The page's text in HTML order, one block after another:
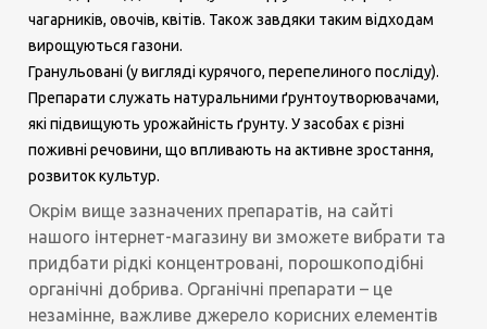
чагарників, овочів, квітів. Також завдяки таким відходам
вирощуються газони.
Гранульовані (у вигляді курячого, перепелиного посліду).
Препарати служать натуральними ґрунтоутворювачами,
які підвищують урожайність ґрунту. У засобах є різні
поживні речовини, що впливають на активне зростання,
розвиток культур.
Окрім вище зазначених препаратів, на сайті
нашого інтернет-магазину ви зможете вибрати та
придбати рідкі концентровані, порошкоподібні
органічні добрива. Органічні препарати – це
незамінне, важливе джерело корисних елементів